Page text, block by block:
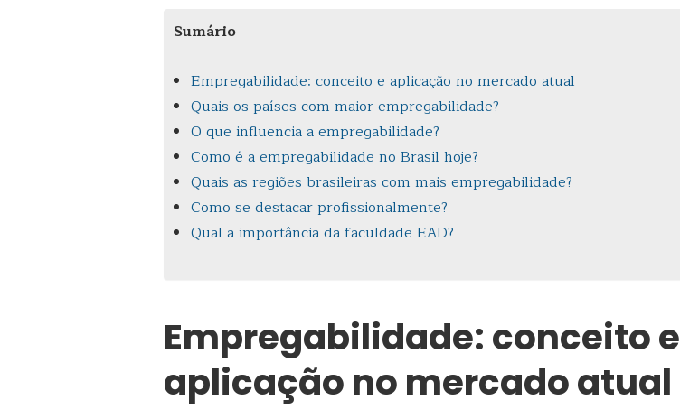
Sumário
Empregabilidade: conceito e aplicação no mercado atual
Quais os países com maior empregabilidade?
O que influencia a empregabilidade?
Como é a empregabilidade no Brasil hoje?
Quais as regiões brasileiras com mais empregabilidade?
Como se destacar profissionalmente?
Qual a importância da faculdade EAD?
Empregabilidade: conceito e
aplicação no mercado atual